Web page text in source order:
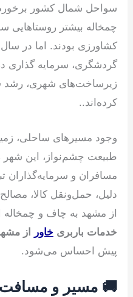
سواحل شمال کشور
چمخاله بیشتر روستاهایی
کشاورزی بودند. اما در
گردشگری، سرمایه گذاری
زیرساخت‌های شهری، رشد
کرده‌اند..
وجود مسیرهای ساحلی،
طبیعت چشم‌نواز، این
مسافران و سرمایه‌گذاران
دلیل، حمل‌ونقل کالا،
از مشهد به چاف و چمخاله
خدمات باربری خاور از
پیش احساس می‌شود.
🚚 مسیر و مسافت